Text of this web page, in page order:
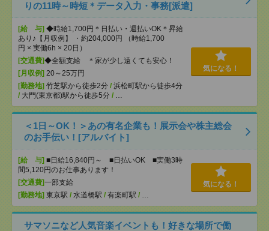
りの11時～時短＊データ入力・事務[派遣]
[給 与] ◆時給1,700円＊日払い・週払いOK＊昇給
あり♪【月収例】 ・約204,000円 （時給1,700
円 × 実働6h × 20日）
[交通費]◆全額支給 ＊家が少し遠くても安心！
[月収例] 20～25万円
[勤務地] 竹芝駅から徒歩2分 / 浜松町駅から徒歩4分
/ 大門(東京都)駅から徒歩5分 / …
気になる！
＜1日～OK！＞あの有名企業も！展示会や株主総会
のお手伝い！[アルバイト]
[給 与] ■日給16,840円～ ■日払いOK ■実働3時
間5,120円のお仕事あります！
[交通費]一部支給
[勤務地] 東京駅 / 水道橋駅 / 有楽町駅 / …
気になる！
サマソニなど人気音楽イベントも！好きな場所で働